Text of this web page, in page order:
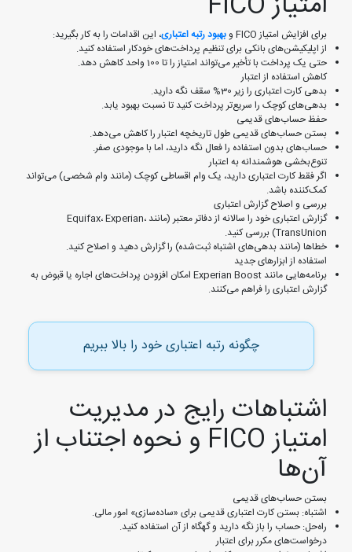
برای افزایش امتیاز FICO و بهبود رتبه اعتباری، این اقدامات را به کار بگیرید:
از اپلیکیشن‌های بانکی برای تنظیم پرداخت‌های خودکار استفاده کنید.
حتی یک پرداخت با تأخیر می‌تواند امتیاز را تا 100 واحد کاهش دهد.
کاهش استفاده از اعتبار
بدهی کارت اعتباری را زیر 30% سقف نگه دارید.
بدهی‌های کوچک را سریع‌تر پرداخت کنید تا نسبت بهبود یابد.
حفظ حساب‌های قدیمی
بستن حساب‌های قدیمی طول تاریخچه اعتبار را کاهش می‌دهد.
حساب‌های بدون استفاده را فعال نگه دارید، اما با موجودی صفر.
تنوع‌بخشی هوشمندانه به اعتبار
اگر فقط کارت اعتباری دارید، یک وام اقساطی کوچک (مانند وام شخصی) می‌تواند
کمک‌کننده باشد.
بررسی و اصلاح گزارش اعتباری
گزارش اعتباری خود را سالانه از دفاتر معتبر (مانند Equifax، Experian،
TransUnion) بررسی کنید.
خطاها (مانند بدهی‌های اشتباه ثبت‌شده) را گزارش دهید و اصلاح کنید.
استفاده از ابزارهای جدید
برنامه‌هایی مانند Experian Boost امکان افزودن پرداخت‌های اجاره یا قبوض به
گزارش اعتباری را فراهم می‌کنند.
چگونه رتبه اعتباری خود را بالا ببریم
اشتباهات رایج در مدیریت
امتیاز FICO و نحوه اجتناب از
آن‌ها
بستن حساب‌های قدیمی
اشتباه: بستن کارت اعتباری قدیمی برای «ساده‌سازی» امور مالی.
راه‌حل: حساب را باز نگه دارید و گهگاه از آن استفاده کنید.
درخواست‌های مکرر برای اعتبار